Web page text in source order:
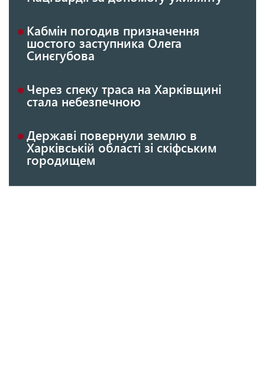
Кабмін погодив призначення
шостого заступника Олега
Синєгубова
Через спеку траса на Харківщині
стала небезпечною
Державі повернули землю в
Харківській області зі скіфським
городищем